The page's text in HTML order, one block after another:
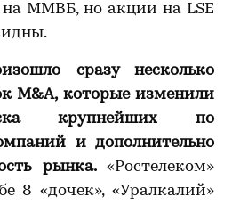
ММВБ, но акции на LSE
сразу несколько
M&A, которые изменили
крупнейших по
и дополнительно
рынка. «Ростелеком»
8 «дочек», «Уралкалий»